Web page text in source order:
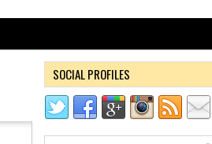
SOCIAL PROFILES